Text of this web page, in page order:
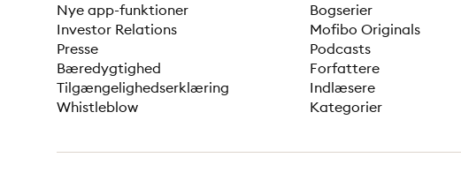
Nye app-funktioner
Investor Relations
Presse
Bæredygtighed
Tilgængelighedserklæring
Whistleblow
Bogserier
Mofibo Originals
Podcasts
Forfattere
Indlæsere
Kategorier